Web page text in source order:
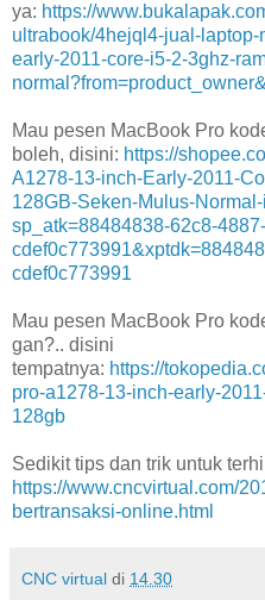
ya: https://
ultrabook/4hejql4-jual-
early-2011-core-i5-2-3ghz-
Mau pesen MacBook Pro
boleh, disini: https://
A1278-13-inch-Early-2011-
128GB-Seken-Mulus-
sp_atk=88484838-62c8-
cdef0c773991
Mau pesen MacBook Pro
gan?.. disini
tempatnya: https://
pro-a1278-13-inch-early-
128gb
Sedikit tips dan trik untuk
https://www.cncvirtual.com/
bertransaksi-online.html
CNC virtual di 14.30